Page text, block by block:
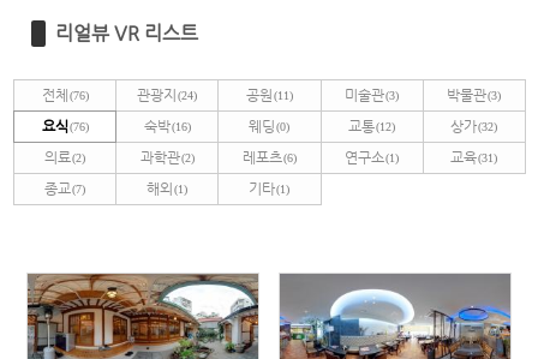
리얼뷰 VR 리스트
전체(76) 관광지 (24) 공원(11) 미술관(3) 박물관(3)
요식(76) 숙박(16) 웨딩 (0) 교통(12) 상가(32)
의료(2) 과학관(2) 레포츠(6) 연구소(1) 교육(31)
종교(7) 해외 (1) 기타(1)